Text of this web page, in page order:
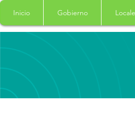
Inicio Gobierno